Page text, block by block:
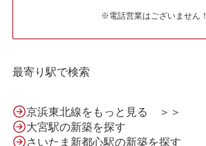
※電話営業はございません！
最寄り駅で検索
京浜東北線をもっと見る ＞＞
大宮駅の新築を探す
さいたま新都心駅の新築を探す